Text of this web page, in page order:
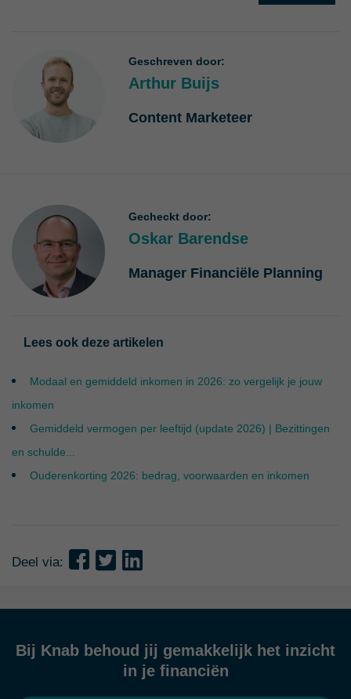
Geschreven door:
Arthur Buijs
Content Marketeer
Gecheckt door:
Oskar Barendse
Manager Financiële Planning
Lees ook deze artikelen
Modaal en gemiddeld inkomen in 2026: zo vergelijk je jouw
inkomen
Gemiddeld vermogen per leeftijd (update 2026) | Bezittingen
en schulde...
Ouderenkorting 2026: bedrag, voorwaarden en inkomen
Deel via:
Bij Knab behoud jij gemakkelijk het inzicht
in je financiën